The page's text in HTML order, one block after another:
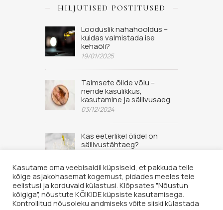
HILJUTISED POSTITUSED
Looduslik nahahooldus –
kuidas valmistada ise
kehaõli?
19/01/2025
Taimsete õlide võlu –
nende kasulikkus,
kasutamine ja säilivusaeg
03/12/2024
Kas eeterlikel õlidel on
säilivustähtaeg?
Kasutame oma veebisaidil küpsiseid, et pakkuda teile
kõige asjakohasemat kogemust, pidades meeles teie
eelistusi ja korduvaid külastusi. Klõpsates "Nõustun
kõigiga", nõustute KÕIKIDE küpsiste kasutamisega.
Kontrollitud nõusoleku andmiseks võite siiski külastada